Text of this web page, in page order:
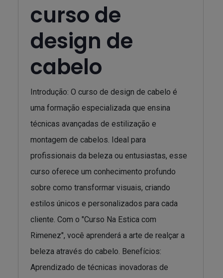
curso de
design de
cabelo
Introdução: O curso de design de cabelo é
uma formação especializada que ensina
técnicas avançadas de estilização e
montagem de cabelos. Ideal para
profissionais da beleza ou entusiastas, esse
curso oferece um conhecimento profundo
sobre como transformar visuais, criando
estilos únicos e personalizados para cada
cliente. Com o "Curso Na Estica com
Rimenez", você aprenderá a arte de realçar a
beleza através do cabelo. Benefícios:
Aprendizado de técnicas inovadoras de